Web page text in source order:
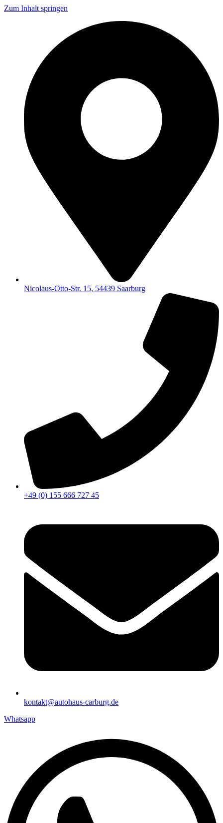
Zum Inhalt springen
Nicolaus-Otto-Str. 15, 54439 Saarburg
+49 (0) 155 666 727 45
kontakt@autohaus-carburg.de
Whatsapp